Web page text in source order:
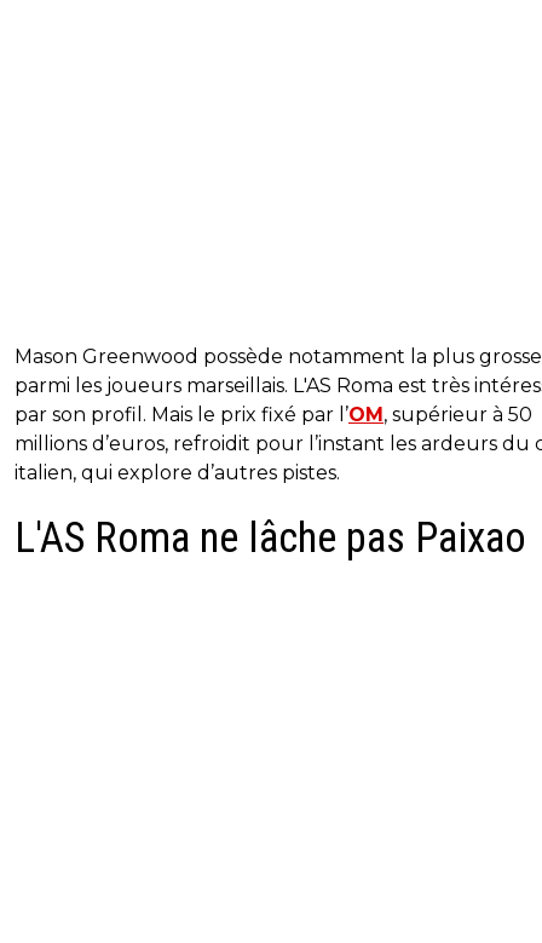
Mason Greenwood possède notamment la plus
parmi les joueurs marseillais. L'AS Roma est très
par son profil. Mais le prix fixé par l’OM , supérieur à 50
millions d’euros, refroidit pour l’instant les ardeurs du
italien, qui explore d’autres pistes.
L'AS Roma ne lâche pas Paixao